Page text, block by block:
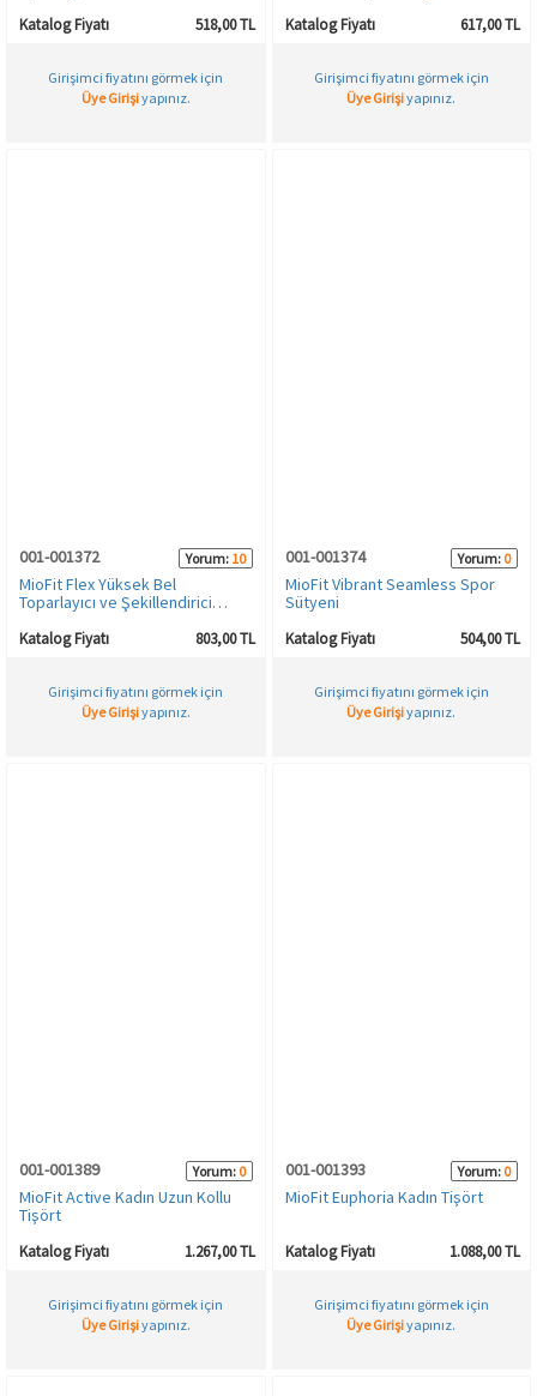
Katalog Fiyatı 518,00 TL
Girişimci fiyatını görmek için
Üye Girişiyapınız.
Katalog Fiyatı 617,00 TL
Girişimci fiyatını görmek için
Üye Girişiyapınız.
001-001372 Yorum: 10
MioFit Flex Yüksek Bel
Toparlayıcı ve Şekillendirici
Seamless Kadın Spor Tayt
Katalog Fiyatı 803,00 TL
Girişimci fiyatını görmek için
Üye Girişiyapınız.
001-001374 Yorum: 0
MioFit Vibrant Seamless Spor
Sütyeni
Katalog Fiyatı 504,00 TL
Girişimci fiyatını görmek için
Üye Girişiyapınız.
001-001389 Yorum: 0
MioFit Active Kadın Uzun Kollu
Tişört
Katalog Fiyatı 1.267,00 TL
Girişimci fiyatını görmek için
Üye Girişiyapınız.
001-001393 Yorum: 0
MioFit Euphoria Kadın Tişört
Katalog Fiyatı 1.088,00 TL
Girişimci fiyatını görmek için
Üye Girişiyapınız.